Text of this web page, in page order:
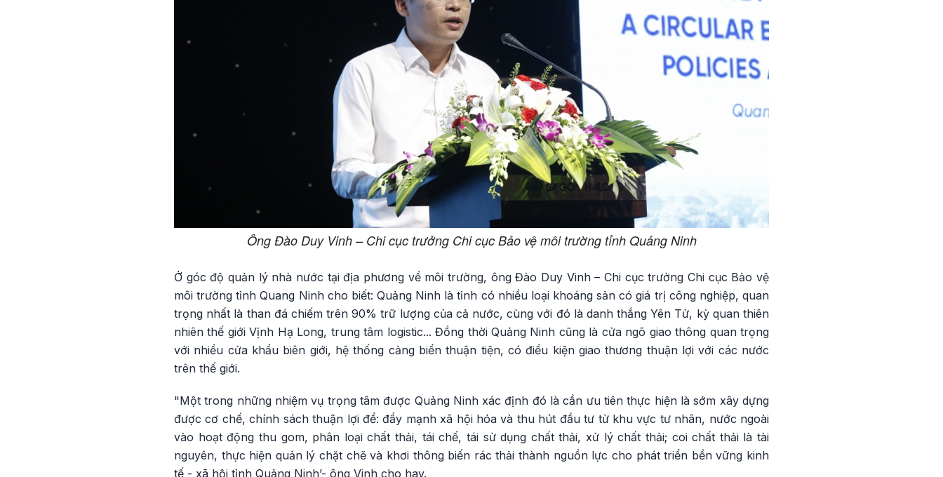
Ông Đào Duy Vinh – Chi cục trưởng Chi cục Bảo vệ môi trường tỉnh Quảng Ninh
Ở góc độ quản lý nhà nước tại địa phương về môi trường, ông Đào Duy Vinh – Chi cục trưởng Chi cục Bảo vệ
môi trường tỉnh Quang Ninh cho biết: Quảng Ninh là tỉnh có nhiều loại khoáng sản có giá trị công nghiệp, quan
trọng nhất là than đá chiếm trên 90% trữ lượng của cả nước, cùng với đó là danh thắng Yên Tử, kỳ quan thiên
nhiên thế giới Vịnh Hạ Long, trung tâm logistic... Đồng thời Quảng Ninh cũng là cửa ngõ giao thông quan trọng
với nhiều cửa khẩu biên giới, hệ thống cảng biển thuận tiện, có điều kiện giao thương thuận lợi với các nước
trên thế giới.
"Một trong những nhiệm vụ trọng tâm được Quảng Ninh xác định đó là cần ưu tiên thực hiện là sớm xây dựng
được cơ chế, chính sách thuận lợi để: đẩy mạnh xã hội hóa và thu hút đầu tư từ khu vực tư nhân, nước ngoài
vào hoạt động thu gom, phân loại chất thải, tái chế, tái sử dụng chất thải, xử lý chất thải; coi chất thải là tài
nguyên, thực hiện quản lý chặt chẽ và khơi thông biến rác thải thành nguồn lực cho phát triển bền vững kinh
tế - xã hội tỉnh Quảng Ninh’- ông Vinh cho hay.